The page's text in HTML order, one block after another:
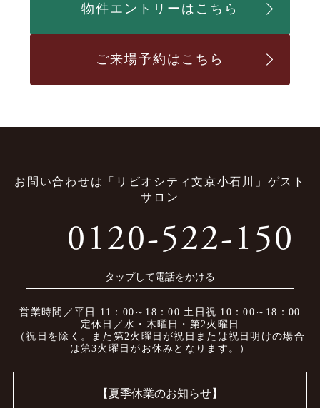
物件エントリーはこちら
ご来場予約はこちら
お問い合わせは
「リビオシティ文京小石川」ゲスト
サロン
0120-522-150
タップして電話をかける
営業時間／平日 11：00～18：00 土日祝 10：00～18：00
定休日／水・木曜日・第2火曜日
（祝日を除く。また第2火曜日が祝日または祝日明けの場合
は第3火曜日がお休みとなります。）
【夏季休業のお知らせ】